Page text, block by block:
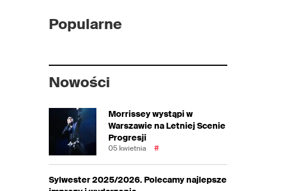
Popularne
Nowości
Morrissey wystąpi w
Warszawie na Letniej Scenie
Progresji
05 kwietnia #
Sylwester 2025/2026. Polecamy najlepsze